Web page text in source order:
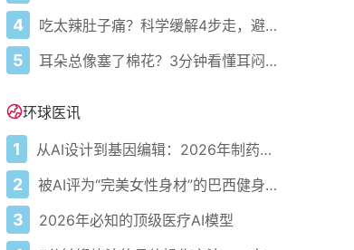
4 吃太辣肚子痛？科学缓解4步走，避免“辣出胃炎”
5 耳朵总像塞了棉花？3分钟看懂耳闷的真相与自救指南
环球医讯
1 从AI设计到基因编辑：2026年制药领域重大突破
2 被AI评为“完美女性身材”的巴西健身模特
3 2026年必知的顶级医疗AI模型